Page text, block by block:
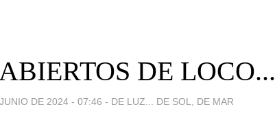
DE LOCO...
DE 2024 - 07:46 - DE LUZ... DE SOL, DE MAR